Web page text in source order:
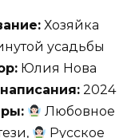
Хозяйка
усадьбы
Юлия Нова
2024
Любовное
Русское